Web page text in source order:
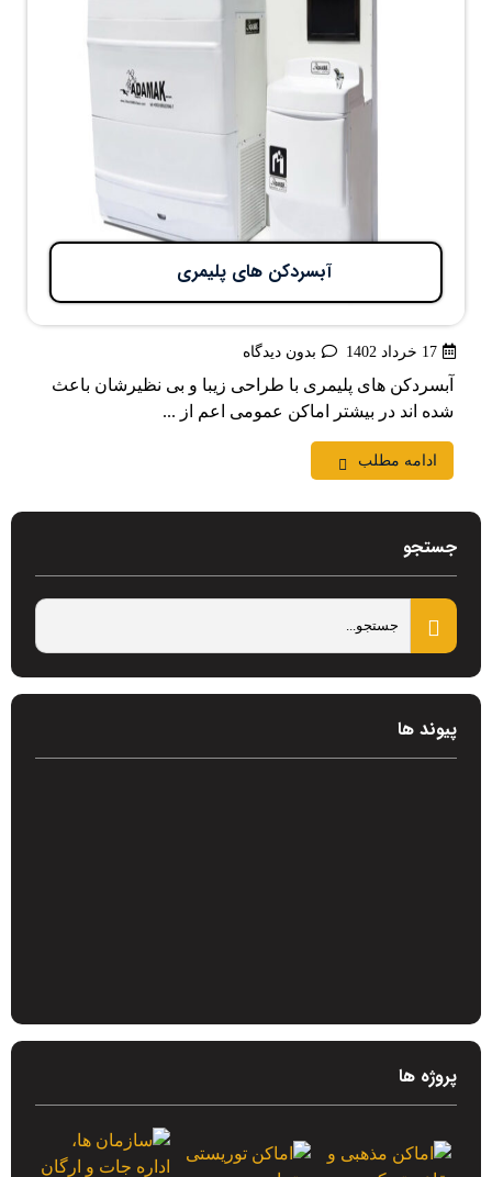
آبسردکن های پلیمری
17 خرداد 1402 بدون دیدگاه
آبسردکن های پلیمری با طراحی زیبا و بی نظیرشان باعث
شده اند در بیشتر اماکن عمومی اعم از ...
ادامه مطلب
جستجو
پیوند ها
پروژه ها